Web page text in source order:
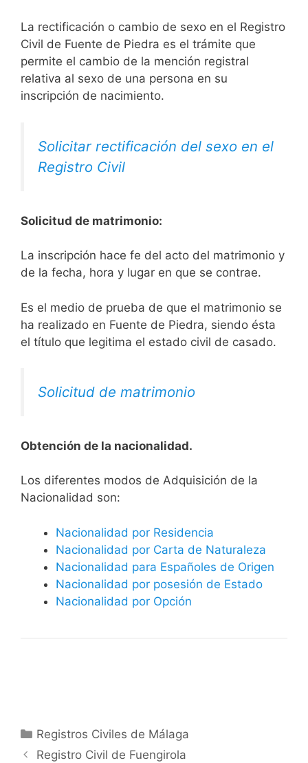
La rectificación o cambio de sexo en el Registro
Civil de Fuente de Piedra es el trámite que
permite el cambio de la mención registral
relativa al sexo de una persona en su
inscripción de nacimiento.
Solicitar rectificación del sexo en el
Registro Civil
Solicitud de matrimonio:
La inscripción hace fe del acto del matrimonio y
de la fecha, hora y lugar en que se contrae.
Es el medio de prueba de que el matrimonio se
ha realizado en Fuente de Piedra, siendo ésta
el título que legitima el estado civil de casado.
Solicitud de matrimonio
Obtención de la nacionalidad.
​​​Los diferentes modos de Adquisición de la
Nacionalidad son:
Nacionalidad por Residencia
Nacionalidad por Carta de Naturaleza
Nacionalidad para Españoles de Origen
Nacionalidad por posesión de Estado
Nacionalidad por Opción
Categorías
Registros Civiles de Málaga
Registro Civil de Fuengirola